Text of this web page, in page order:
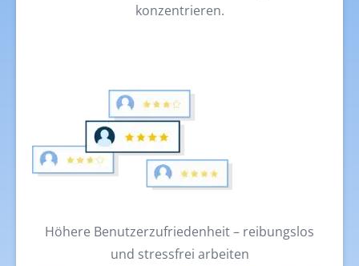
konzentrieren.
Höhere Benutzerzufriedenheit – reibungslos
und stressfrei arbeiten